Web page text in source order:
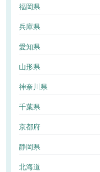
福岡県
兵庫県
愛知県
山形県
神奈川県
千葉県
京都府
静岡県
北海道